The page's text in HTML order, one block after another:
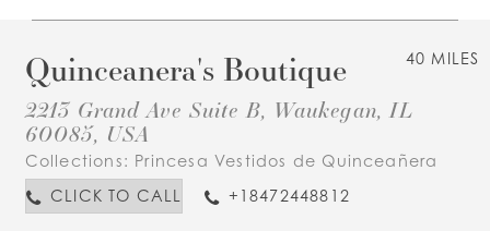
40 MILES
Quinceanera's Boutique
2213 Grand Ave Suite B, Waukegan, IL
60085, USA
Collections: Princesa Vestidos de Quinceañera
CLICK TO CALL
+18472448812